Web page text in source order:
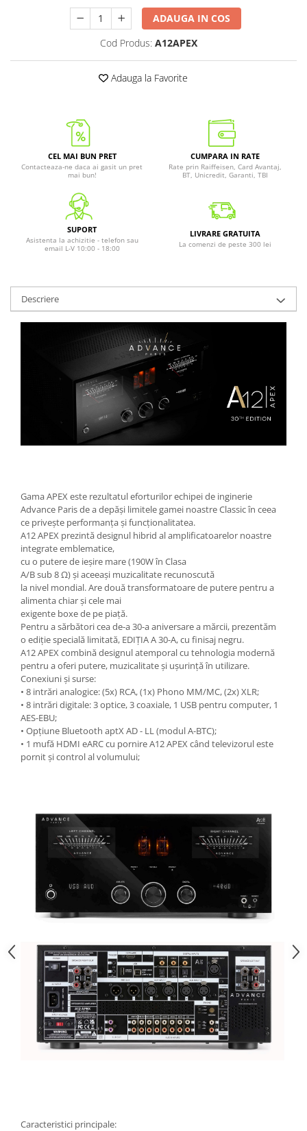
ADAUGA IN COS
Cod Produs: A12APEX
Adauga la Favorite
CEL MAI BUN PRET
Contacteaza-ne daca ai gasit un pret
mai bun!
CUMPARA IN RATE
Rate prin Raiffeisen, Card Avantaj,
BT, Unicredit, Garanti, TBI
SUPORT
Asistenta la achizitie - telefon sau
email L-V 10:00 - 18:00
LIVRARE GRATUITA
La comenzi de peste 300 lei
Descriere
Gama APEX este rezultatul eforturilor echipei de inginerie
Advance Paris de a depăși limitele gamei noastre Classic în ceea
ce privește performanța și funcționalitatea.
A12 APEX prezintă designul hibrid al amplificatoarelor noastre
integrate emblematice,
cu o putere de ieșire mare (190W în Clasa
A/B sub 8 Ω) și aceeași muzicalitate recunoscută
la nivel mondial. Are două transformatoare de putere pentru a
alimenta chiar și cele mai
exigente boxe de pe piață.
Pentru a sărbători cea de-a 30-a aniversare a mărcii, prezentăm
o ediție specială limitată, EDIȚIA A 30-A, cu finisaj negru.
A12 APEX combină designul atemporal cu tehnologia modernă
pentru a oferi putere, muzicalitate și ușurință în utilizare.
Conexiuni și surse:
• 8 intrări analogice: (5x) RCA, (1x) Phono MM/MC, (2x) XLR;
• 8 intrări digitale: 3 optice, 3 coaxiale, 1 USB pentru computer, 1
AES-EBU;
• Opțiune Bluetooth aptX AD - LL (modul A-BTC);
• 1 mufă HDMI eARC cu pornire A12 APEX când televizorul este
pornit și control al volumului;
Caracteristici principale: